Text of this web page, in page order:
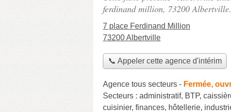
ferdinand million, 73200 Albertville.
7 place Ferdinand Million
73200 Albertville
📞 Appeler cette agence d'intérim
Agence tous secteurs - Fermée,
Secteurs : administratif, BTP,
cuisinier, finances, hôtellerie,